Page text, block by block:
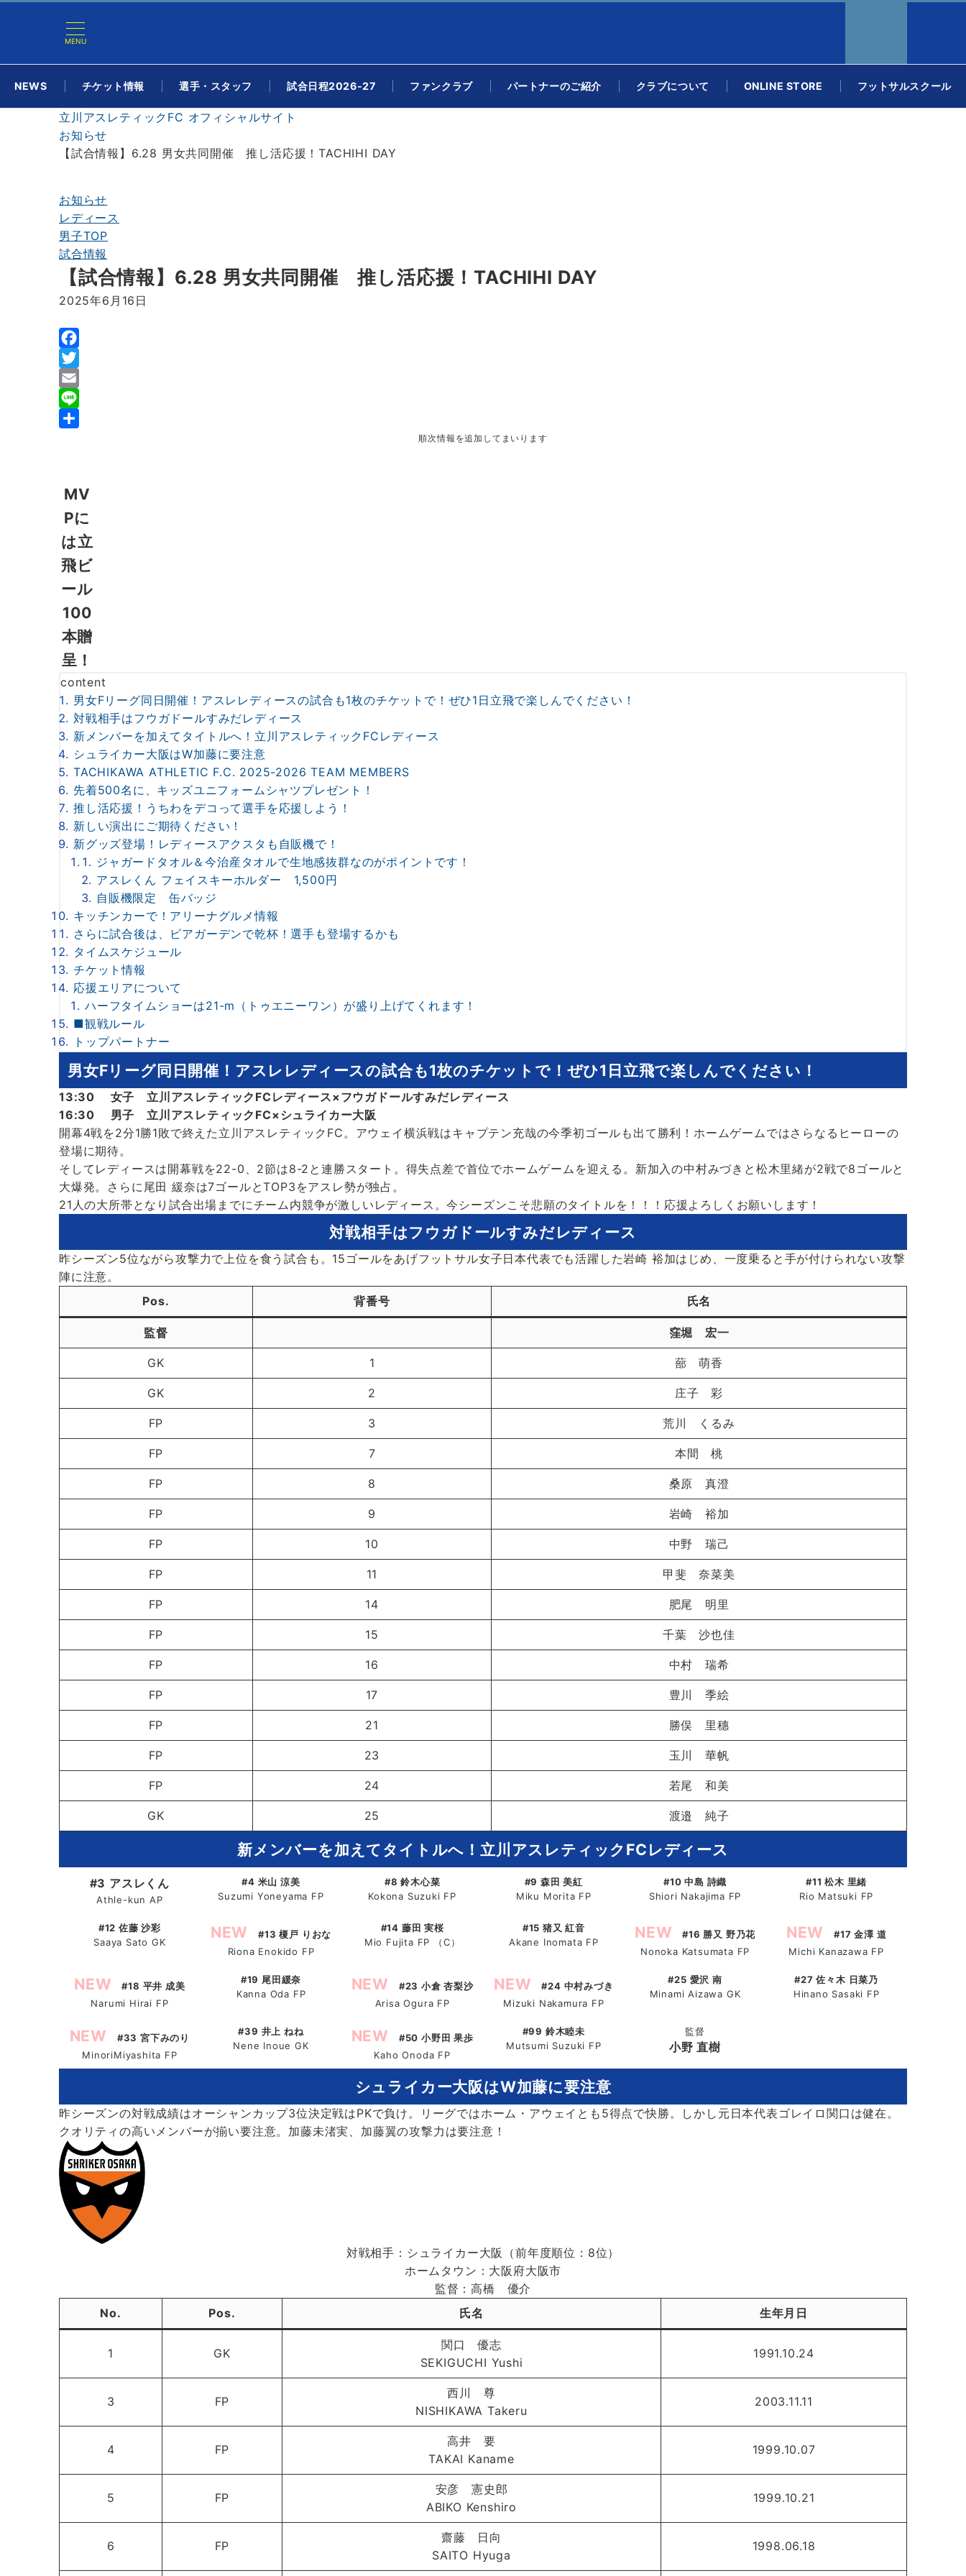
MENU
NEWS チケット情報 選手・スタッフ 試合日程2026-27 ファンクラブ パートナーのご紹介 クラブについて ONLINE STORE フットサルスクール
立川アスレティックFC オフィシャルサイト
お知らせ
【試合情報】6.28 男女共同開催 推し活応援！TACHIHI DAY
お知らせ
レディース
男子TOP
試合情報
【試合情報】6.28 男女共同開催 推し活応援！TACHIHI DAY
2025年6月16日
F
a
c
e
k
T
w
E
m
L
順次情報を追加してまいります
MV
Pに
は立
飛ビ
ール
100
本贈
呈！
content
男女Fリーグ同日開催！アスレレディースの試合も1枚のチケットで！ぜひ1日立飛で楽しんでください！
対戦相手はフウガドールすみだレディース
新メンバーを加えてタイトルへ！立川アスレティックFCレディース
シュライカー大阪はW加藤に要注意
TACHIKAWA ATHLETIC F.C. 2025-2026 TEAM MEMBERS
先着500名に、キッズユニフォームシャツプレゼント！
推し活応援！うちわをデコって選手を応援しよう！
新しい演出にご期待ください！
新グッズ登場！レディースアクスタも自販機で！
ジャガードタオル＆今治産タオルで生地感抜群なのがポイントです！
アスレくん フェイスキーホルダー 1,500円
自販機限定 缶バッジ
キッチンカーで！アリーナグルメ情報
さらに試合後は、ビアガーデンで乾杯！選手も登場するかも
タイムスケジュール
チケット情報
応援エリアについて
ハーフタイムショーは21-m（トゥエニーワン）が盛り上げてくれます！
■観戦ルール
トップパートナー
男女Fリーグ同日開催！アスレレディースの試合も1枚のチケットで！ぜひ1日立飛で楽しんでください！
13:30 女子 立川アスレティックFCレディース×フウガドールすみだレディース
16:30 男子 立川アスレティックFC×シュライカー大阪
開幕4戦を2分1勝1敗で終えた立川アスレティックFC。アウェイ横浜戦はキャプテン充哉の今季初ゴールも出て勝利！ホームゲームではさらなるヒーローの
登場に期待。
そしてレディースは開幕戦を22-0、2節は8-2と連勝スタート。得失点差で首位でホームゲームを迎える。新加入の中村みづきと松木里緒が2戦で8ゴールと
大爆発。さらに尾田 緩奈は7ゴールとTOP3をアスレ勢が独占。
21人の大所帯となり試合出場までにチーム内競争が激しいレディース。今シーズンこそ悲願のタイトルを！！！応援よろしくお願いします！
対戦相手はフウガドールすみだレディース
昨シーズン5位ながら攻撃力で上位を食う試合も。15ゴールをあげフットサル女子日本代表でも活躍した岩崎 裕加はじめ、一度乗ると手が付けられない攻撃
陣に注意。
Pos.
背番号 氏名
監督 窪堀 宏一
GK 1 蔀 萌香
GK 2 庄子 彩
FP 3 荒川 くるみ
FP 7 本間 桃
FP 8 桑原 真澄
FP 9 岩崎 裕加
FP 10 中野 瑞己
FP 11 甲斐 奈菜美
FP 14 肥尾 明里
FP 15 千葉 沙也佳
FP 16 中村 瑞希
FP 17 豊川 季絵
FP 21 勝俣 里穗
FP 23 玉川 華帆
FP 24 若尾 和美
GK 25 渡邉 純子
新メンバーを加えてタイトルへ！立川アスレティックFCレディース
#3 アスレくん
Athle-kun AP
#4 米山 涼美
Suzumi Yoneyama FP
#8 鈴木心菜
Kokona Suzuki FP
#9 森田 美紅
Miku Morita FP
#10 中島 詩織
Shiori Nakajima FP
#11 松木 里緒
Rio Matsuki FP
#12 佐藤 沙彩
Saaya Sato GK
NEW
#13 榎戸 りおな
Riona Enokido FP
#14 藤田 実桜
Mio Fujita FP （C）
#15 猪又 紅音
Akane Inomata FP
NEW
#16 勝又 野乃花
Nonoka Katsumata FP
NEW
#17 金澤 道
Michi Kanazawa FP
NEW
#18 平井 成美
Narumi Hirai FP
#19 尾田緩奈
Kanna Oda FP
NEW
#23 小倉 杏梨沙
Arisa Ogura FP
NEW
#24 中村みづき
Mizuki Nakamura FP
#25 愛沢 南
Minami Aizawa GK
#27 佐々木 日菜乃
Hinano Sasaki FP
NEW
#33 宮下みのり
MinoriMiyashita FP
#39 井上 ねね
Nene Inoue GK
NEW
#50 小野田 果歩
Kaho Onoda FP
#99 鈴木睦未
Mutsumi Suzuki FP
監督
小野 直樹
シュライカー大阪はW加藤に要注意
昨シーズンの対戦成績はオーシャンカップ3位決定戦はPKで負け。リーグではホーム・アウェイとも5得点で快勝。しかし元日本代表ゴレイロ関口は健在。
クオリティの高いメンバーが揃い要注意。加藤未渚実、加藤翼の攻撃力は要注意！
対戦相手：シュライカー大阪（前年度順位：8位）
ホームタウン：大阪府大阪市
監督：高橋 優介
No.
Pos. 氏名 生年月日
1 GK
関口 優志
SEKIGUCHI Yushi
1991.10.24
3 FP
西川 尊
NISHIKAWA Takeru
2003.11.11
4 FP
高井 要
TAKAI Kaname
1999.10.07
5 FP
安彦 憲史郎
ABIKO Kenshiro
1999.10.21
6 FP
齋藤 日向
SAITO Hyuga
1998.06.18